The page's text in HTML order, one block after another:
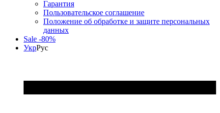
Гарантия
Пользовательское соглашение
Положение об обработке и защите персональных
данных
Sale -80%
УкрРус